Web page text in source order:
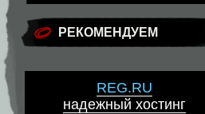
РЕКОМЕНДУЕМ
REG.RU
надежный хостинг